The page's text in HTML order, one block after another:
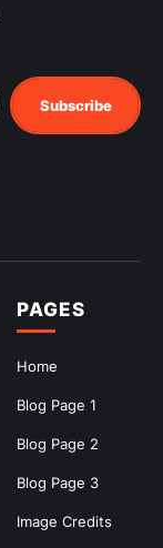
PAGES
Home
Blog Page 1
Blog Page 2
Blog Page 3
Image Credits
Subscribe